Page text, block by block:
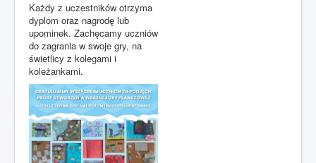
Każdy z uczestników otrzyma
dyplom oraz nagrodę lub
upominek. Zachęcamy uczniów
do zagrania w swoje gry, na
świetlicy z kolegami i
koleżankami.